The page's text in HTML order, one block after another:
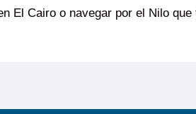
El Cairo o navegar por el Nilo